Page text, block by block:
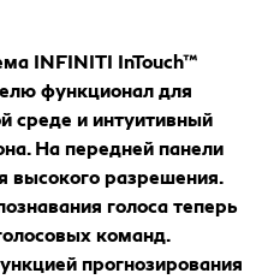
INFINITI InTouch™
функционал для
среде и интуитивный
На передней панели
высокого разрешения.
голоса теперь
команд.
прогнозирования